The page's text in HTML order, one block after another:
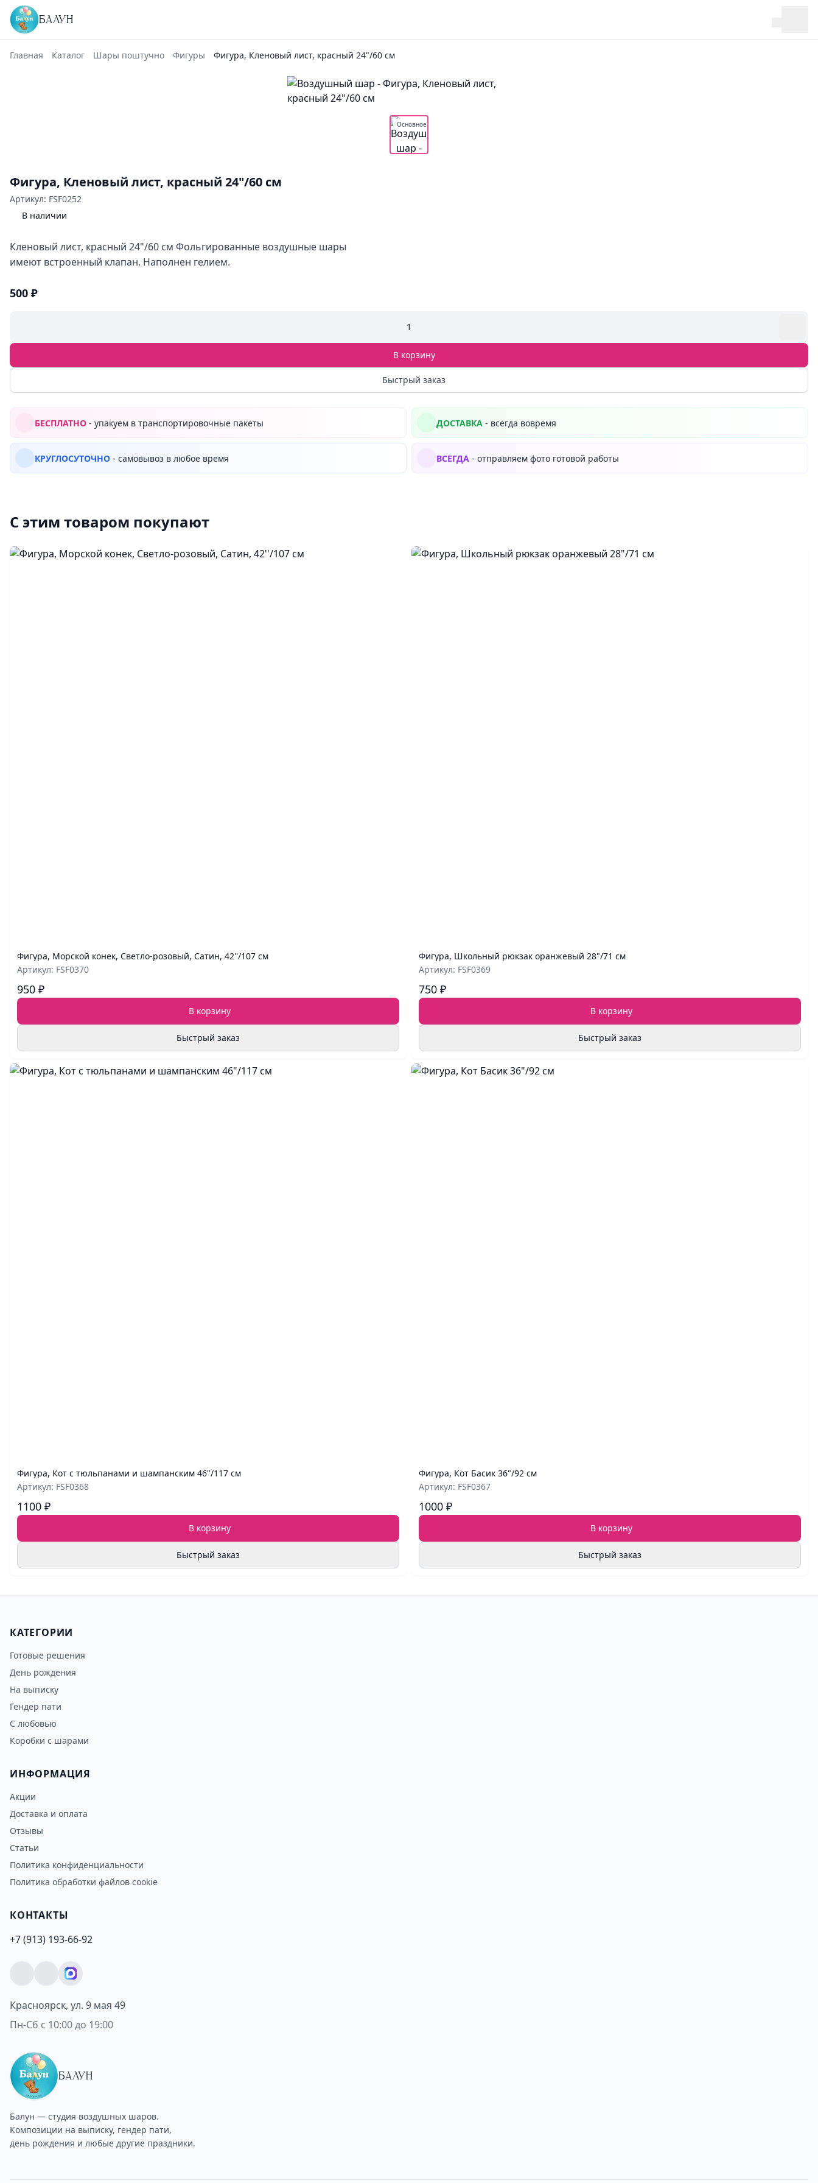
БАЛУН
Главная Каталог Шары поштучно Фигуры Фигура, Кленовый лист, красный 24"/60 см
Основное
Фигура, Кленовый лист, красный 24"/60 см
Артикул: FSF0252
В наличии
Кленовый лист, красный 24"/60 см Фольгированные воздушные шары
имеют встроенный клапан. Наполнен гелием.
500 ₽
1
В корзину
Быстрый заказ
БЕСПЛАТНО - упакуем в транспортировочные пакеты ДОСТАВКА - всегда вовремя
КРУГЛОСУТОЧНО - самовывоз в любое время ВСЕГДА - отправляем фото готовой работы
С этим товаром покупают
Фигура, Морской конек, Светло-розовый, Сатин, 42''/107 см
Артикул: FSF0370
950 ₽
В корзину
Быстрый заказ
Фигура, Школьный рюкзак оранжевый 28"/71 см
Артикул: FSF0369
750 ₽
В корзину
Быстрый заказ
Фигура, Кот с тюльпанами и шампанским 46"/117 см
Артикул: FSF0368
1100 ₽
В корзину
Быстрый заказ
Фигура, Кот Басик 36"/92 см
Артикул: FSF0367
1000 ₽
В корзину
Быстрый заказ
КАТЕГОРИИ
Готовые решения
День рождения
На выписку
Гендер пати
С любовью
Коробки с шарами
ИНФОРМАЦИЯ
Акции
Доставка и оплата
Отзывы
Статьи
Политика конфиденциальности
Политика обработки файлов cookie
КОНТАКТЫ
+7 (913) 193-66-92
Красноярск, ул. 9 мая 49
Пн-Сб с 10:00 до 19:00
БАЛУН
Балун — студия воздушных шаров.
Композиции на выписку, гендер пати,
день рождения и любые другие праздники.